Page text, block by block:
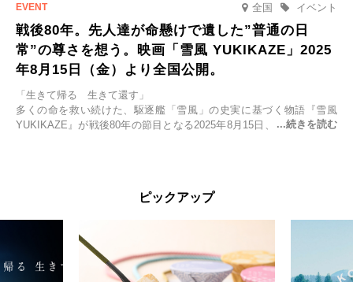
全国 イベント
戦後80年。先人達が命懸けで遺した”普通の日
常”の尊さを想う。映画「雪風 YUKIKAZE」2025
年8月15日（金）より全国公開。
「生きて帰る 生きて還す」
多くの命を救い続けた、駆逐艦「雪風」の史実に基づく物語『雪風
YUKIKAZE』が戦後80年の節目となる2025年8月15日、全国公開され
くの仲間の命を救い帰還させ、戦後まで生き抜き「幸運艦」と呼ばれ
主演は「雪風」の艦長・寺澤一利を演じる竹野内豊。先任伍長・早瀬
幸平を玉木宏が演じるほか、奥平大兼、田中麗奈、石丸幹二、益岡徹
ピックアップ